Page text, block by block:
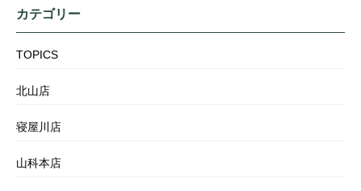
カテゴリー
TOPICS
北山店
寝屋川店
山科本店